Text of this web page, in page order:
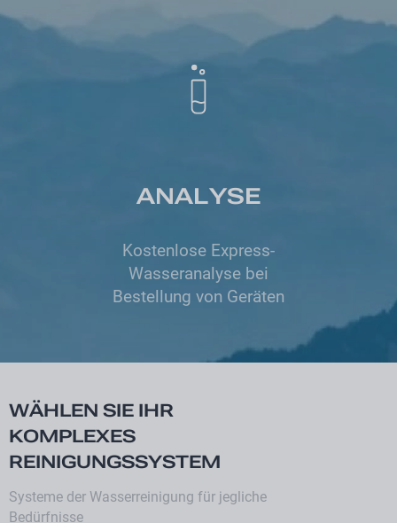
ANALYSE
Kostenlose Express-
Wasseranalyse bei
Bestellung von Geräten
WÄHLEN SIE IHR
KOMPLEXES
REINIGUNGSSYSTEM
Systeme der Wasserreinigung für jegliche
Bedürfnisse